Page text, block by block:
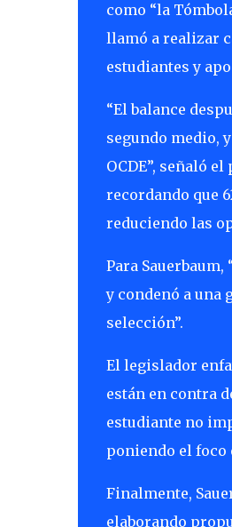
como “la
llamó a realizar
estudiantes y
“El balance
segundo medio,
OCDE”, señaló
recordando que
reduciendo las
Para
y condenó a una
selección”.
El legislador
están en contra
estudiante no
poniendo el foco
Finalmente,
elaborando